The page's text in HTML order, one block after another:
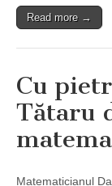
Read more →
Cu
Tătaru
Matematicianul